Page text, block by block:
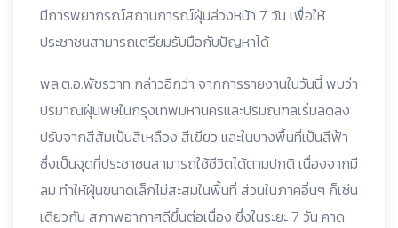
มีการพยากรณ์สถานการณ์ฝุ่นล่วงหน้า 7 วัน เพื่อให้
ประชาชนสามารถเตรียมรับมือกับปัญหาได้
พล.ต.อ.พัชรวาท กล่าวอีกว่า จากการรายงานในวันนี้ พบว่า
ปริมาณฝุ่นพิษในกรุงเทพมหานครและปริมณฑลเริ่มลดลง
ปรับจากสีส้มเป็นสีเหลือง สีเขียว และในบางพื้นที่เป็นสีฟ้า
ซึ่งเป็นจุดที่ประชาชนสามารถใช้ชีวิตได้ตามปกติ เนื่องจากมี
ลม ทำให้ฝุ่นขนาดเล็กไม่สะสมในพื้นที่ ส่วนในภาคอื่นๆ ก็เช่น
เดียวกัน สภาพอากาศดีขึ้นต่อเนื่อง ซึ่งในระยะ 7 วัน คาด